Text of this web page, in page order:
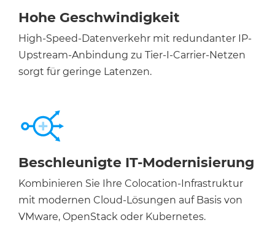
Hohe Geschwindigkeit
High-Speed-Datenverkehr mit redundanter IP-
Upstream-Anbindung zu Tier-I-Carrier-Netzen
sorgt für geringe Latenzen.
Beschleunigte IT-Modernisierung
Kombinieren Sie Ihre Colocation-Infrastruktur
mit modernen Cloud-Lösungen auf Basis von
VMware, OpenStack oder Kubernetes.